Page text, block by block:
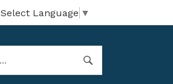
Select Language ▼